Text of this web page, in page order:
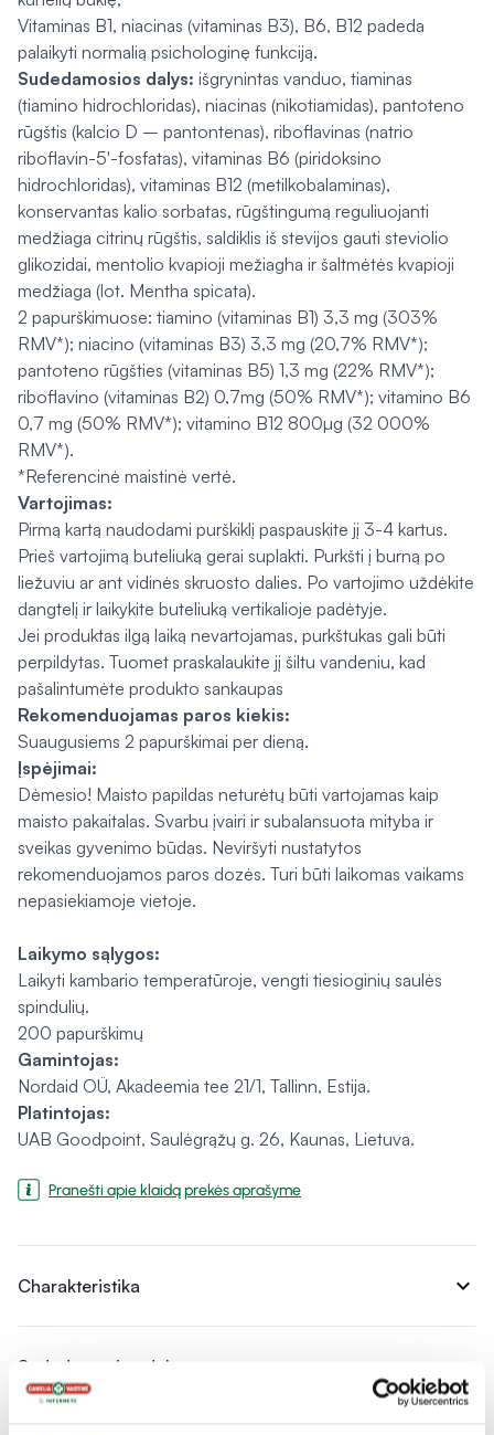
Vitaminas B1, niacinas (vitaminas B3), B6, B12 padeda
palaikyti normalią psichologinę funkciją.
Sudedamosios dalys: išgrynintas vanduo, tiaminas
(tiamino hidrochloridas), niacinas (nikotiamidas), pantoteno
rūgštis (kalcio D – pantontenas), riboflavinas (natrio
riboflavin-5′-fosfatas), vitaminas B6 (piridoksino
hidrochloridas), vitaminas B12 (metilkobalaminas),
konservantas kalio sorbatas, rūgštingumą reguliuojanti
medžiaga citrinų rūgštis, saldiklis iš stevijos gauti steviolio
glikozidai, mentolio kvapioji mežiagha ir šaltmėtės kvapioji
medžiaga (lot. Mentha spicata).
2 papurškimuose: tiamino (vitaminas B1) 3,3 mg (303%
RMV*); niacino (vitaminas B3) 3,3 mg (20,7% RMV*);
pantoteno rūgšties (vitaminas B5) 1,3 mg (22% RMV*);
riboflavino (vitaminas B2) 0,7mg (50% RMV*); vitamino B6
0,7 mg (50% RMV*); vitamino B12 800µg (32 000%
RMV*).
*Referencinė maistinė vertė.
Vartojimas:
Pirmą kartą naudodami purškiklį paspauskite jį 3-4 kartus.
Prieš vartojimą buteliuką gerai suplakti. Purkšti į burną po
liežuviu ar ant vidinės skruosto dalies. Po vartojimo uždėkite
dangtelį ir laikykite buteliuką vertikalioje padėtyje.
Jei produktas ilgą laiką nevartojamas, purkštukas gali būti
perpildytas. Tuomet praskalaukite jį šiltu vandeniu, kad
pašalintumėte produkto sankaupas
Rekomenduojamas paros kiekis:
Suaugusiems 2 papurškimai per dieną.
Įspėjimai:
Dėmesio! Maisto papildas neturėtų būti vartojamas kaip
maisto pakaitalas. Svarbu įvairi ir subalansuota mityba ir
sveikas gyvenimo būdas. Neviršyti nustatytos
rekomenduojamos paros dozės. Turi būti laikomas vaikams
nepasiekiamoje vietoje.
Laikymo sąlygos:
Laikyti kambario temperatūroje, vengti tiesioginių saulės
spindulių.
200 papurškimų
Gamintojas:
Nordaid OÜ, Akadeemia tee 21/1, Tallinn, Estija.
Platintojas:
UAB Goodpoint, Saulėgrąžų g. 26, Kaunas, Lietuva.
Pranešti apie klaidą prekės aprašyme
Charakteristika expand_more
Sudedamosios dalys